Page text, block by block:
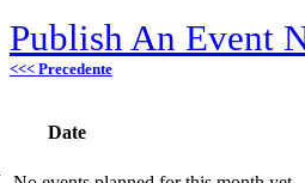
Publish An Event
<<< Precedente
Date